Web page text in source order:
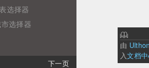
选择器
选择器
下一页
由
入文档